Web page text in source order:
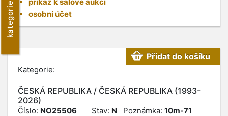
kategorie
osobní účet
Kategorie:
ČESKÁ REPUBLIKA / ČESKÁ REPUBLIKA (1993-
2026)
Přidat do košíku
Číslo: NO25506 Stav: N Poznámka: 10m-71